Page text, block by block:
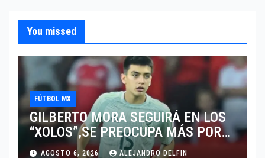
You missed
FÚTBOL MX
GILBERTO MORA SEGUIRÁ EN LOS
“XOLOS”,SE PREOCUPA MÁS POR
JUGAR EN SU EQUIPO.
AGOSTO 6, 2026 ALEJANDRO DELFIN